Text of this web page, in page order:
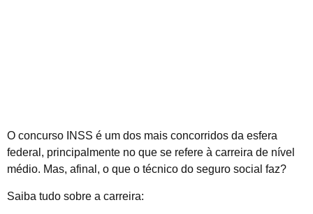
O concurso INSS é um dos mais concorridos da esfera
federal, principalmente no que se refere à carreira de nível
médio. Mas, afinal, o que o técnico do seguro social faz?
Saiba tudo sobre a carreira: